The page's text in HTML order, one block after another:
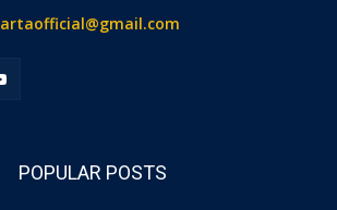
POPULAR POSTS